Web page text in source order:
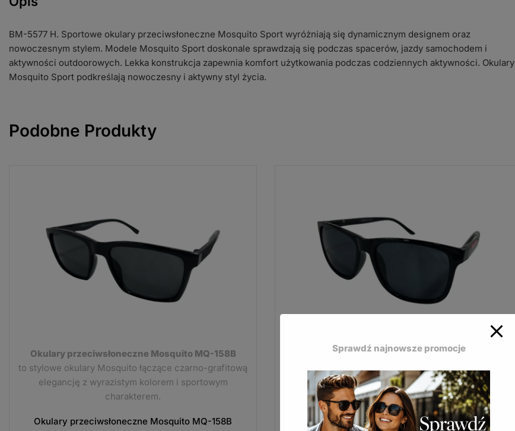
BM-5577 H. Sportowe okulary przeciwsłoneczne Mosquito Sport wyróżniają się dynamicznym designem oraz
nowoczesnym stylem. Modele Mosquito Sport doskonale sprawdzają się podczas spacerów, jazdy samochodem i
aktywności outdoorowych. Lekka konstrukcja zapewnia komfort użytkowania podczas codziennych aktywności. Okulary
Mosquito Sport podkreślają nowoczesny i aktywny styl życia.
Podobne Produkty
Okulary przeciwsłoneczne Mosquito MQ-158B
to stylowe okulary Mosquito łączące czarno-grafitową
elegancję z wyrazistym kolorem i sportowym
charakterem.
Okulary przeciwsłoneczne Mosquito MQ-158B
Okulary przeciwsłoneczne Mosquito MQ-161B
elegancję z wyrazistym kolorem i sportowym
charakterem.
Okulary przeciwsłoneczne Mosquito MQ-161B
Sprawdź najnowsze promocje